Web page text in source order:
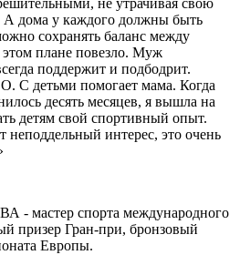
не утрачивая свою
А дома у каждого должны быть
сохранять баланс между
плане повезло. Муж
поддержит и подбодрит.
С детьми помогает мама. Когда
десять месяцев, я вышла на
детям свой спортивный опыт.
неподдельный интерес, это очень
мастер спорта международного
призер Гран-при, бронзовый
Европы.